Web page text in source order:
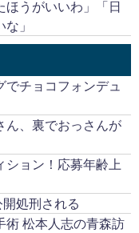
ほうがいいわ」「日
」
チョコフォンデュ
ん、裏でおっさんが
ション！応募年齢上
処刑される
術 松本人志の青森訪